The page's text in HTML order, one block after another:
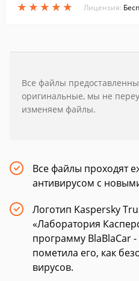
★ ★ ★ ★ ★
★ ★ ★ ★ ★ Лицензия:
Все файлы
оригинальные, мы не
изменяем файлы.
Все файлы проходят
антивирусом с
Логотип Kaspersky
«Лаборатория
программу BlaBlaCar
пометила его, как
вирусов.